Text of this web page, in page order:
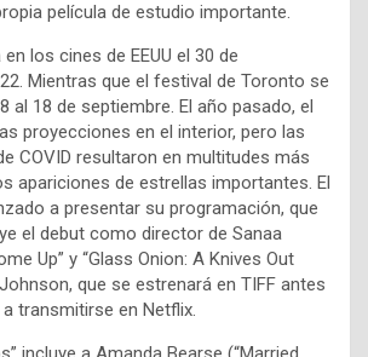
película de estudio importante.
los cines de EEUU el 30 de
Mientras que el festival de Toronto se
al 18 de septiembre. El año pasado, el
proyecciones en el interior, pero las
COVID resultaron en multitudes más
apariciones de estrellas importantes. El
a presentar su programación, que
el debut como director de Sanaa
Up” y “Glass Onion: A Knives Out
que se estrenará en TIFF antes
transmitirse en Netflix.